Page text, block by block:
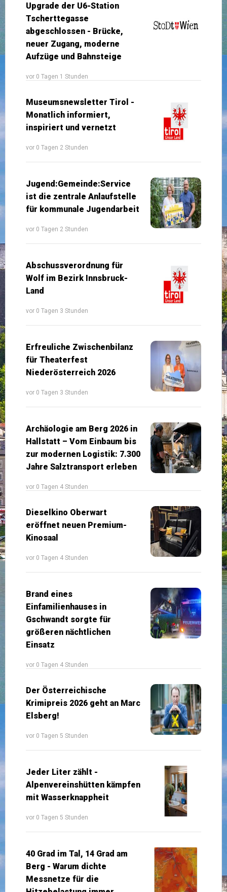
Upgrade der U6-Station
Tscherttegasse
abgeschlossen - Brücke,
neuer Zugang, moderne
Aufzüge und Bahnsteige
vor 0 Tagen 1 Stunden
Museumsnewsletter Tirol -
Monatlich informiert,
inspiriert und vernetzt
vor 0 Tagen 2 Stunden
Jugend:Gemeinde:Service
ist die zentrale Anlaufstelle
für kommunale Jugendarbeit
vor 0 Tagen 2 Stunden
Abschussverordnung für
Wolf im Bezirk Innsbruck-
Land
vor 0 Tagen 3 Stunden
Erfreuliche Zwischenbilanz
für Theaterfest
Niederösterreich 2026
vor 0 Tagen 3 Stunden
Archäologie am Berg 2026 in
Hallstatt – Vom Einbaum bis
zur modernen Logistik: 7.300
Jahre Salztransport erleben
vor 0 Tagen 4 Stunden
Dieselkino Oberwart
eröffnet neuen Premium-
Kinosaal
vor 0 Tagen 4 Stunden
Brand eines
Einfamilienhauses in
Gschwandt sorgte für
größeren nächtlichen
Einsatz
vor 0 Tagen 4 Stunden
Der Österreichische
Krimipreis 2026 geht an Marc
Elsberg!
vor 0 Tagen 5 Stunden
Jeder Liter zählt -
Alpenvereinshütten kämpfen
mit Wasserknappheit
vor 0 Tagen 5 Stunden
40 Grad im Tal, 14 Grad am
Berg - Warum dichte
Messnetze für die